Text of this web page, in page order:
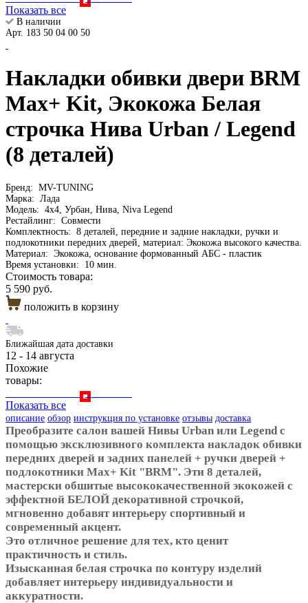
Показать все
В наличии
Арт. 183 50 04 00 50
Накладки обивки двери BRM
Max+ Kit, Экокожа Белая
строчка Нива Urban / Legend
(8 деталей)
Бренд: MV-TUNING
Марка: Лада
Модель: 4х4, Урбан, Нива, Niva Legend
Рестайлинг: Совмести
Комплектность: 8 деталей, передние и задние накладки, ручки и
подлокотники передних дверей, материал: Экокожа высокого качества.
Материал: Экокожа, основание формованный АБС - пластик
Время установки:
10 мин.
Стоимость товара:
5 590 руб.
положить в корзину
Ближайшая дата доставки
12 - 14 августа
Похожие
товары:
Показать все
описание обзор инструкция по установке отзывы доставка
Преобразите салон вашей Нивы Urban или Legend с
помощью эксклюзивного комплекта накладок обивки
передних дверей и задних панелей + ручки дверей +
подлокотники Max+ Kit "BRM". Эти 8 деталей,
мастерски обшитые высококачественной экокожей с
эффектной БЕЛОЙ декоративной строчкой,
мгновенно добавят интерьеру спортивный и
современный акцент.
Это отличное решение для тех, кто ценит
практичность и стиль.
Изысканная белая строчка по контуру изделий
добавляет интерьеру индивидуальности и
аккуратности.